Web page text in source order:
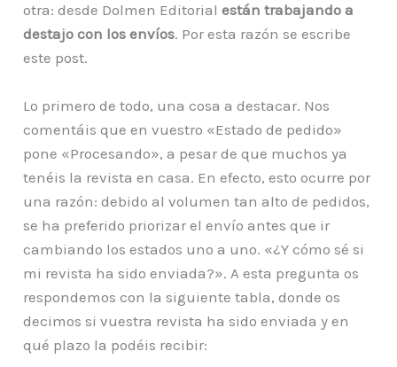
otra: desde Dolmen Editorial están trabajando a
destajo con los envíos. Por esta razón se escribe
este post.
Lo primero de todo, una cosa a destacar. Nos
comentáis que en vuestro «Estado de pedido»
pone «Procesando», a pesar de que muchos ya
tenéis la revista en casa. En efecto, esto ocurre por
una razón: debido al volumen tan alto de pedidos,
se ha preferido priorizar el envío antes que ir
cambiando los estados uno a uno. «¿Y cómo sé si
mi revista ha sido enviada?». A esta pregunta os
respondemos con la siguiente tabla, donde os
decimos si vuestra revista ha sido enviada y en
qué plazo la podéis recibir: